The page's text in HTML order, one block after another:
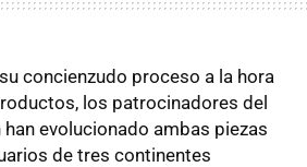
concienzudo proceso a la hora
los patrocinadores del
evolucionado ambas piezas
de tres continentes